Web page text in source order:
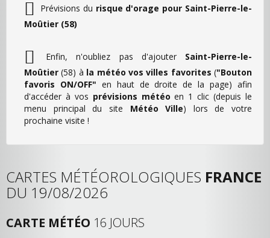
Prévisions du risque d'orage pour Saint-Pierre-le-
Moûtier (58)
Enfin, n'oubliez pas d'ajouter Saint-Pierre-le-
Moûtier (58) à la météo vos villes favorites ("Bouton
favoris ON/OFF" en haut de droite de la page) afin
d'accéder à vos prévisions météo en 1 clic (depuis le
menu principal du site Météo Ville) lors de votre
prochaine visite !
CARTES MÉTÉOROLOGIQUES FRANCE
DU 19/08/2026
CARTE MÉTÉO 16 JOURS